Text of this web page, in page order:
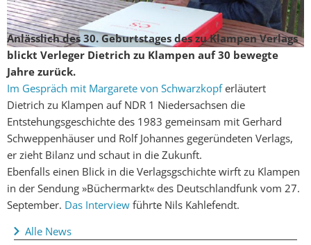
Anlässlich des 30. Geburtstages des zu Klampen Verlags
blickt Verleger Dietrich zu Klampen auf 30 bewegte
Jahre zurück.
Im Gespräch mit Margarete von Schwarzkopferläutert
Dietrich zu Klampen auf NDR 1 Niedersachsen die
Entstehungsgeschichte des 1983 gemeinsam mit Gerhard
Schweppenhäuser und Rolf Johannes gegeründeten Verlags,
er zieht Bilanz und schaut in die Zukunft.
Ebenfalls einen Blick in die Verlagsgschichte wirft zu Klampen
in der Sendung »Büchermarkt« des Deutschlandfunk vom 27.
September. Das Interview führte Nils Kahlefendt.
Alle News